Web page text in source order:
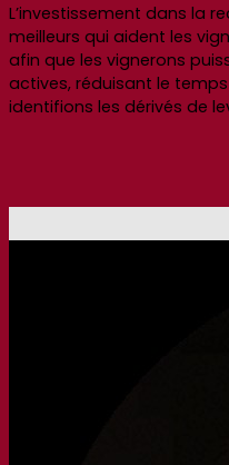
L’investissement dans la
meilleurs qui aident les
afin que les vignerons
actives, réduisant le
identifions les dérivés de